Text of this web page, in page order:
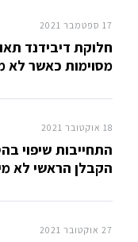
17 ספטמבר 2021
חלוקת דיבידנד
מסוימות כאשר לא
18 אוקטובר 2021
התחייבות שיפוי
הקבלן הראשי לא
27 אוקטובר 2021